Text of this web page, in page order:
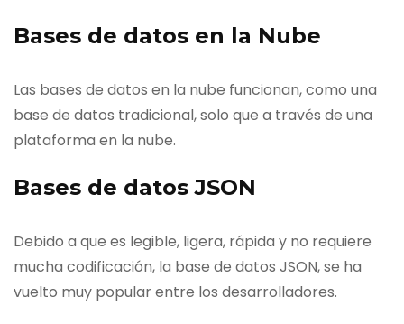
Bases de datos en la Nube
Las bases de datos en la nube funcionan, como una
base de datos tradicional, solo que a través de una
plataforma en la nube.
Bases de datos JSON
Debido a que es legible, ligera, rápida y no requiere
mucha codificación, la base de datos JSON, se ha
vuelto muy popular entre los desarrolladores.